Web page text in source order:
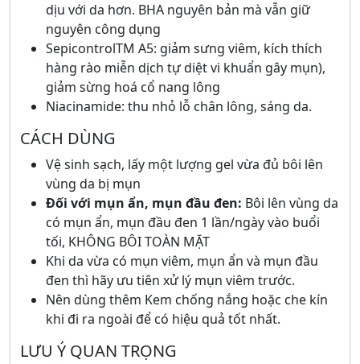
dịu với da hơn. BHA nguyên bản mà vẫn giữ
nguyên công dụng
SepicontrolTM A5: giảm sưng viêm, kích thích
hàng rào miễn dịch tự diệt vi khuẩn gây mụn),
giảm sừng hoá cổ nang lông
Niacinamide: thu nhỏ lỗ chân lông, sáng da.
CÁCH DÙNG
Vệ sinh sạch, lấy một lượng gel vừa đủ bôi lên
vùng da bị mụn
Đối với mụn ẩn, mụn đầu đen: Bôi lên vùng da
có mụn ẩn, mụn đầu đen 1 lần/ngày vào buổi
tối, KHÔNG BÔI TOÀN MẶT
Khi da vừa có mụn viêm, mụn ẩn và mụn đầu
đen thì hãy ưu tiên xử lý mụn viêm trước.
Nên dùng thêm Kem chống nắng hoặc che kín
khi đi ra ngoài để có hiệu quả tốt nhất.
LƯU Ý QUAN TRỌNG